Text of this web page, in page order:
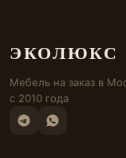
ЭКОЛЮКС
Мебель на заказ в
с 2010 года